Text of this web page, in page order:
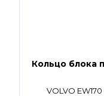
Кольцо блока
VOLVO EW170